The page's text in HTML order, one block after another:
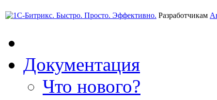
Разработчикам
Документация
Что нового?